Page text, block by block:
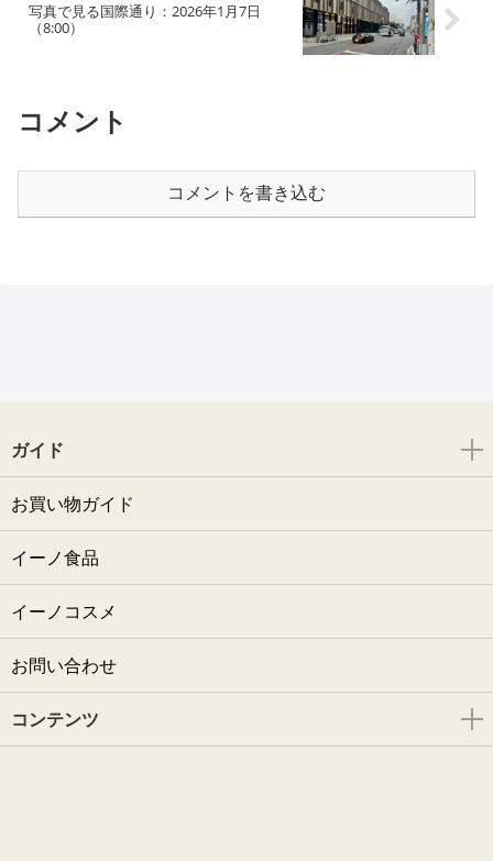
写真で見る国際通り：2026年1月7日
（8:00）
コメント
コメントを書き込む
ガイド
お買い物ガイド
イーノ食品
イーノコスメ
お問い合わせ
コンテンツ